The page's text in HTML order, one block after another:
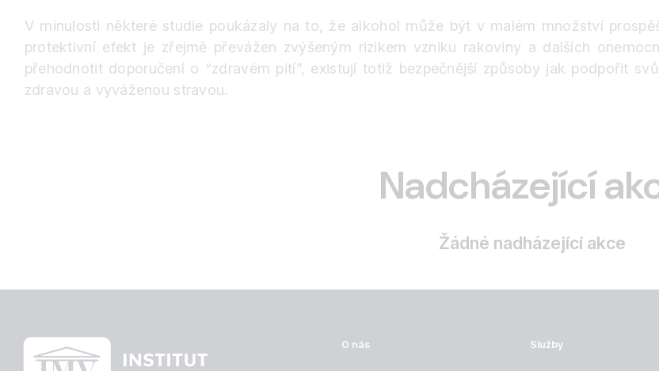
V minulosti některé studie poukázaly na to, že alkohol může být v malém množství
protektivní efekt je zřejmě převážen zvýšeným rizikem vzniku rakoviny a dalších
přehodnotit doporučení o “zdravém pití”, existují totiž bezpečnější způsoby jak podpořit
zdravou a vyváženou stravou.
Nadcházející
Žádné nadházející akce
O nás Služby